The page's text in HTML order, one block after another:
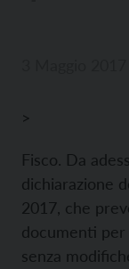
>
Fisco. Da
dichiarazione
2017, che
documenti per
senza